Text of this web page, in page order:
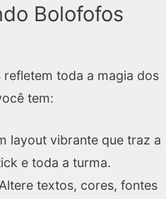
Bolofofos
toda a magia dos
tem:
layout vibrante que traz a
e toda a turma.
Altere textos, cores, fontes